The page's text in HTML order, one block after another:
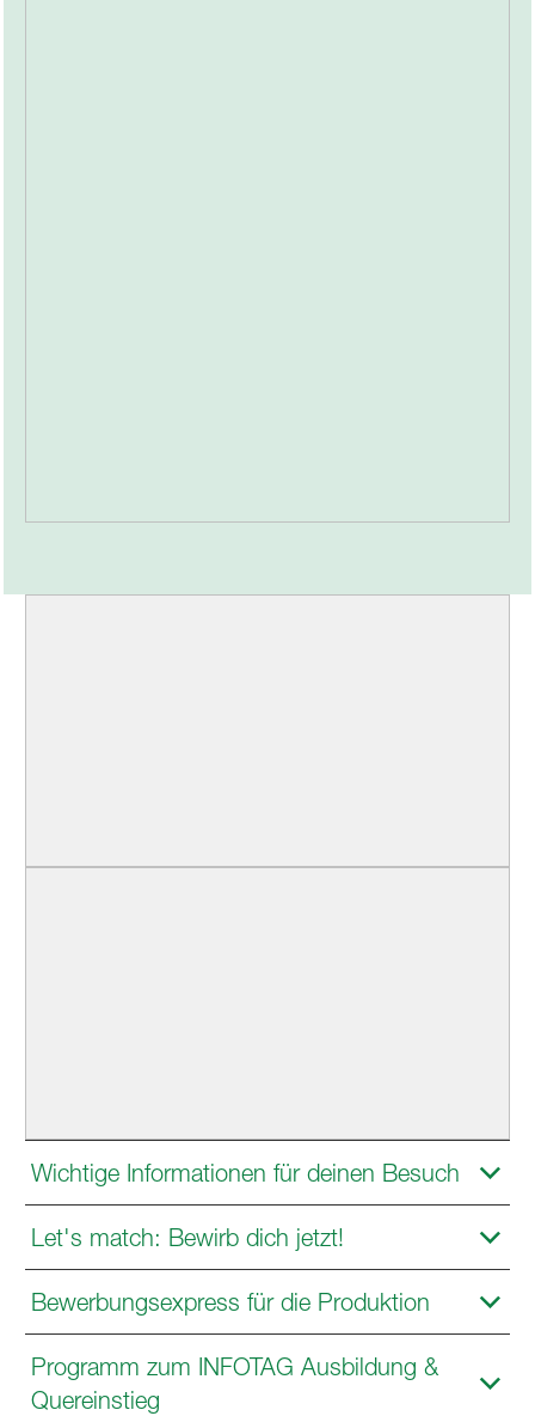
Wichtige Informationen für deinen Besuch
Let's match: Bewirb dich jetzt!
Bewerbungsexpress für die Produktion
Programm zum INFOTAG Ausbildung &
Quereinstieg